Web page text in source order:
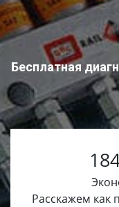
Бесплатная
Расскажем как